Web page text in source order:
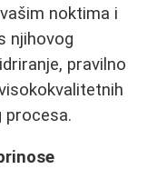
noktima i
njihovog
pravilno
procesa.